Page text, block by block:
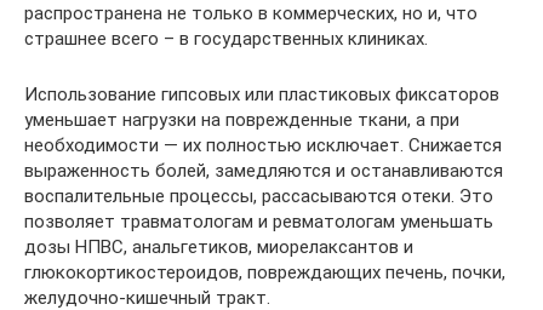
распространена не только в коммерческих, но и, что
страшнее всего – в государственных клиниках.
Использование гипсовых или пластиковых фиксаторов
уменьшает нагрузки на поврежденные ткани, а при
необходимости — их полностью исключает. Снижается
выраженность болей, замедляются и останавливаются
воспалительные процессы, рассасываются отеки. Это
позволяет травматологам и ревматологам уменьшать
дозы НПВС, анальгетиков, миорелаксантов и
глюкокортикостероидов, повреждающих печень, почки,
желудочно-кишечный тракт.